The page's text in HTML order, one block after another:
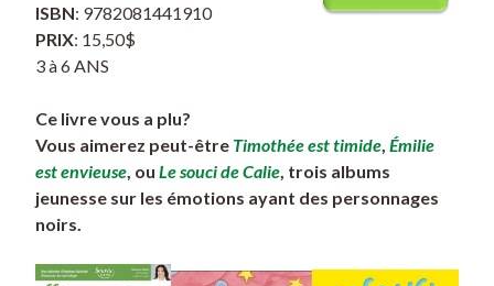
ISBN: 9782081441910
PRIX: 15,50$
3 à 6 ANS
Ce livre vous a plu?
Vous aimerez peut-être Timothée est timide Émilie
est envieuse , ou Le souci de Calie , trois albums
jeunesse sur les émotions ayant des personnages
noirs.